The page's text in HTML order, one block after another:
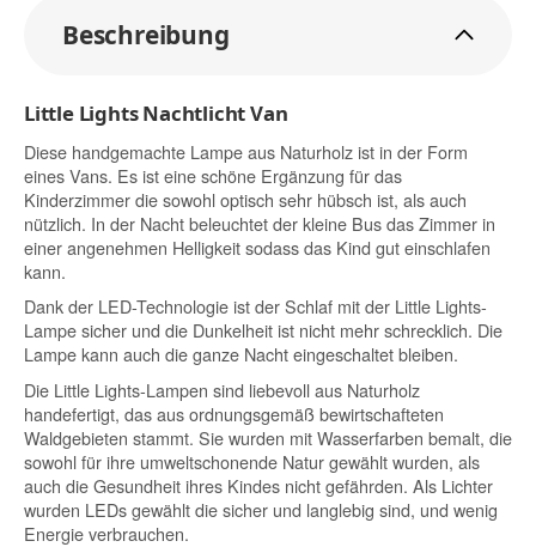
Beschreibung
Little Lights Nachtlicht Van
Diese handgemachte Lampe aus Naturholz ist in der Form
eines Vans. Es ist eine schöne Ergänzung für das
Kinderzimmer die sowohl optisch sehr hübsch ist, als auch
nützlich. In der Nacht beleuchtet der kleine Bus das Zimmer in
einer angenehmen Helligkeit sodass das Kind gut einschlafen
kann.
Dank der LED-Technologie ist der Schlaf mit der Little Lights-
Lampe sicher und die Dunkelheit ist nicht mehr schrecklich. Die
Lampe kann auch die ganze Nacht eingeschaltet bleiben.
Die Little Lights-Lampen sind liebevoll aus Naturholz
handefertigt, das aus ordnungsgemäß bewirtschafteten
Waldgebieten stammt. Sie wurden mit Wasserfarben bemalt, die
sowohl für ihre umweltschonende Natur gewählt wurden, als
auch die Gesundheit ihres Kindes nicht gefährden. Als Lichter
wurden LEDs gewählt die sicher und langlebig sind, und wenig
Energie verbrauchen.